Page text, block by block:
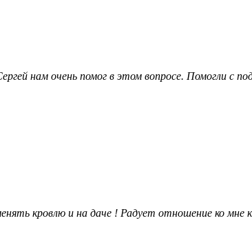
нам очень помог в этом вопросе. Помогли с
кровлю и на даче ! Радует отношение ко